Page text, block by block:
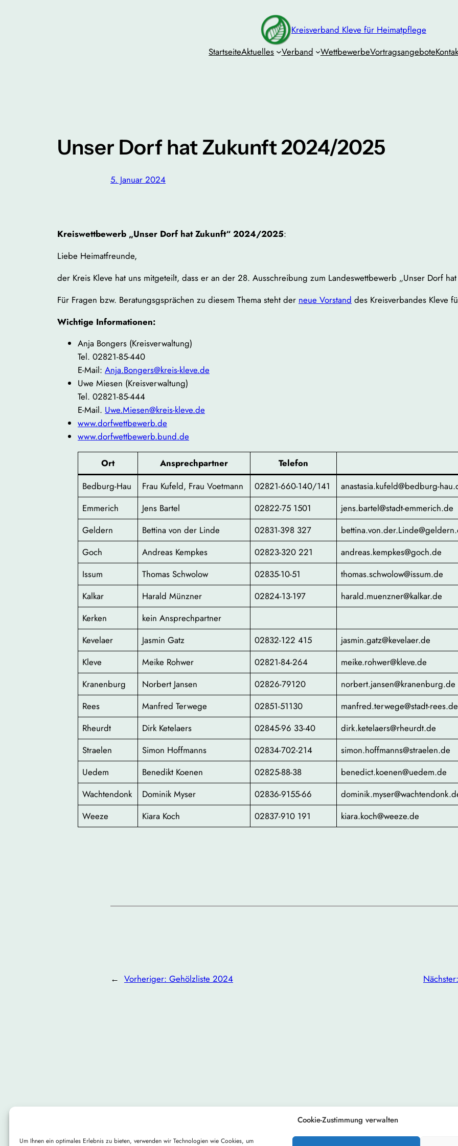
Cookie-Zustimmung verwalten
Um Ihnen ein optimales Erlebnis zu bieten, verwenden wir Technologien wie Cookies, um
Kreisverband Kleve für Heimatpflege
StartseiteAktuelles Verband WettbewerbeVortragsangebote
Unser Dorf hat Zukunft 2024/2025
5. Januar 2024
Kreiswettbewerb „Unser Dorf hat Zukunft“ 2024/2025:
Liebe Heimatfreunde,
der Kreis Kleve hat uns mitgeteilt, dass er an der 28. Ausschreibung zum Landeswettbewerb „Unser Dorf
Für Fragen bzw. Beratungsgsprächen zu diesem Thema steht der neue Vorstand des Kreisverbandes Kleve
Wichtige Informationen:
Anja Bongers (Kreisverwaltung)
Tel. 02821-85-440
E-Mail: Anja.Bongers@kreis-kleve.de
Uwe Miesen (Kreisverwaltung)
Tel. 02821-85-444
E-Mail. Uwe.Miesen@kreis-kleve.de
www.dorfwettbewerb.de
www.dorfwettbewerb.bund.de
Ort Ansprechpartner
Telefon
Bedburg-Hau
Frau Kufeld, Frau Voetmann 02821-660-140/141
anastasia.kufeld@bedburg-
Emmerich
Jens Bartel 02822-75 1501
jens.bartel@stadt-emmerich.de
Geldern
Bettina von der Linde 02831-398 327
Goch
Andreas Kempkes 02823-320 221
andreas.kempkes@goch.de
Issum
Thomas Schwolow 02835-10-51
thomas.schwolow@issum.de
Kalkar
Harald Münzner 02824-13-197
harald.muenzner@kalkar.de
Kerken
kein Ansprechpartner
Kevelaer
Jasmin Gatz 02832-122 415
jasmin.gatz@kevelaer.de
Kleve
Meike Rohwer 02821-84-264
meike.rohwer@kleve.de
Kranenburg
Norbert Jansen 02826-79120
norbert.jansen@kranenburg.de
Rees
Manfred Terwege 02851-51130
manfred.terwege@stadt-rees.de
Rheurdt
Dirk Ketelaers 02845-96 33-40
dirk.ketelaers@rheurdt.de
Straelen
Simon Hoffmanns 02834-702-214
simon.hoffmanns@straelen.de
Uedem
Benedikt Koenen 02825-88-38
benedict.koenen@uedem.de
Wachtendonk
Dominik Myser 02836-9155-66
Weeze
Kiara Koch 02837-910 191 kiara.koch@weeze.de
← Vorheriger: Gehölzliste 2024